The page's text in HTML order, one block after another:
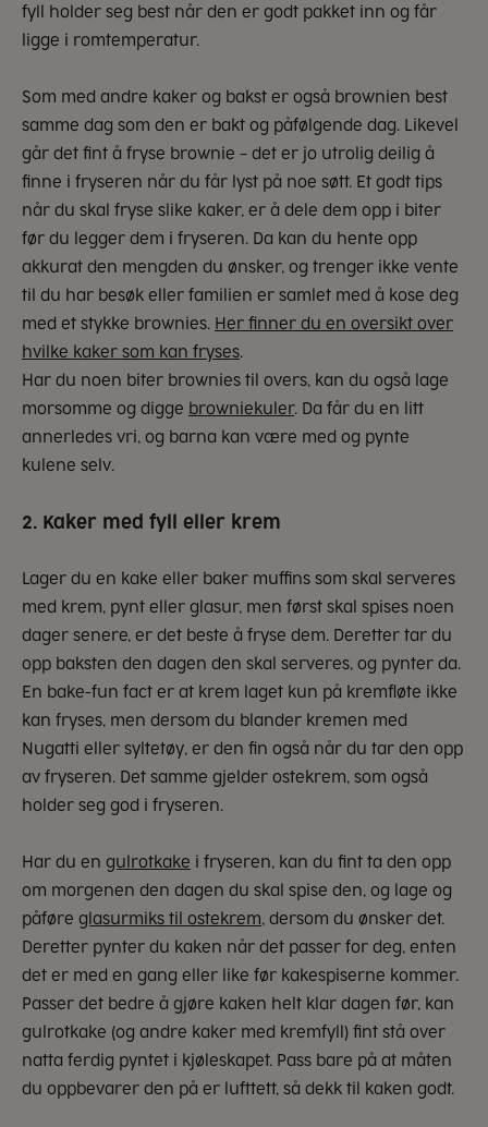
fyll holder seg best når den er godt pakket inn og får
ligge i romtemperatur.
Som med andre kaker og bakst er også brownien best
samme dag som den er bakt og påfølgende dag. Likevel
går det fint å fryse brownie – det er jo utrolig deilig å
finne i fryseren når du får lyst på noe søtt. Et godt tips
når du skal fryse slike kaker, er å dele dem opp i biter
før du legger dem i fryseren. Da kan du hente opp
akkurat den mengden du ønsker, og trenger ikke vente
til du har besøk eller familien er samlet med å kose deg
med et stykke brownies. Her finner du en oversikt over
hvilke kaker som kan fryses.
Har du noen biter brownies til overs, kan du også lage
morsomme og digge browniekuler. Da får du en litt
annerledes vri, og barna kan være med og pynte
kulene selv.
2. Kaker med fyll eller krem
Lager du en kake eller baker muffins som skal serveres
med krem, pynt eller glasur, men først skal spises noen
dager senere, er det beste å fryse dem. Deretter tar du
opp baksten den dagen den skal serveres, og pynter da.
En bake-fun fact er at krem laget kun på kremfløte ikke
kan fryses, men dersom du blander kremen med
Nugatti eller syltetøy, er den fin også når du tar den opp
av fryseren. Det samme gjelder ostekrem, som også
holder seg god i fryseren.
Har du en gulrotkake i fryseren, kan du fint ta den opp
om morgenen den dagen du skal spise den, og lage og
påføre glasurmiks til ostekrem, dersom du ønsker det.
Deretter pynter du kaken når det passer for deg, enten
det er med en gang eller like før kakespiserne kommer.
Passer det bedre å gjøre kaken helt klar dagen før, kan
gulrotkake (og andre kaker med kremfyll) fint stå over
natta ferdig pyntet i kjøleskapet. Pass bare på at måten
du oppbevarer den på er lufttett, så dekk til kaken godt.